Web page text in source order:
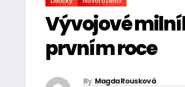
Vývojové
prvním roce
By Magda Rousková